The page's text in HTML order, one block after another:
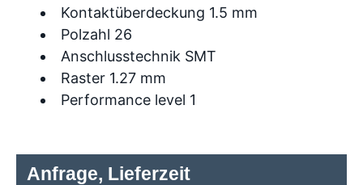
Kontaktüberdeckung 1.5 mm
Polzahl 26
Anschlusstechnik SMT
Raster 1.27 mm
Performance level 1
Anfrage, Lieferzeit